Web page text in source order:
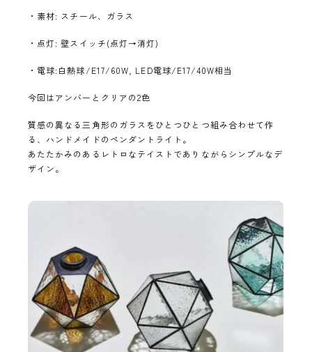
・素材: スチール、ガラス
・点灯: 壁スイッチ(点灯→消灯)
・電球:白熱球/E17/60W, LED電球/E17/40W相当
今回はアンバーとクリアの2色
質感の異なる三角形のガラスをひとつひとつ組み合わせて作
る、ハンドメイドのペンダントライト。
あたたかみのあるレトロなテイストでありながらシンプルなデ
ザイン。